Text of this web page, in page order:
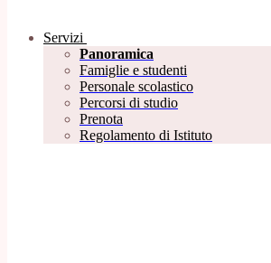
Servizi
Panoramica
Famiglie e studenti
Personale scolastico
Percorsi di studio
Prenota
Regolamento di Istituto